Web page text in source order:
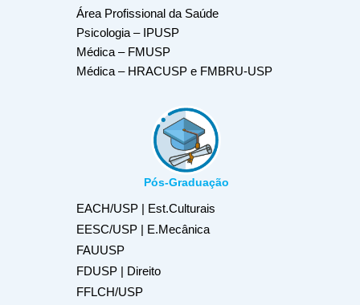
Área Profissional da Saúde
Psicologia – IPUSP
Médica – FMUSP
Médica – HRACUSP e FMBRU-USP
Pós-Graduação
EACH/USP | Est.Culturais
EESC/USP | E.Mecânica
FAUUSP
FDUSP | Direito
FFLCH/USP